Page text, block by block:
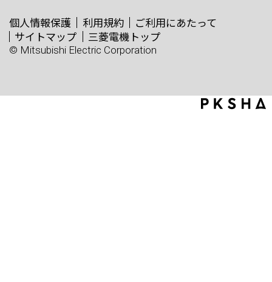
個人情報保護 利用規約
ご利用にあたって
サイトマップ
三菱電機トップ
© Mitsubishi Electric Corporation